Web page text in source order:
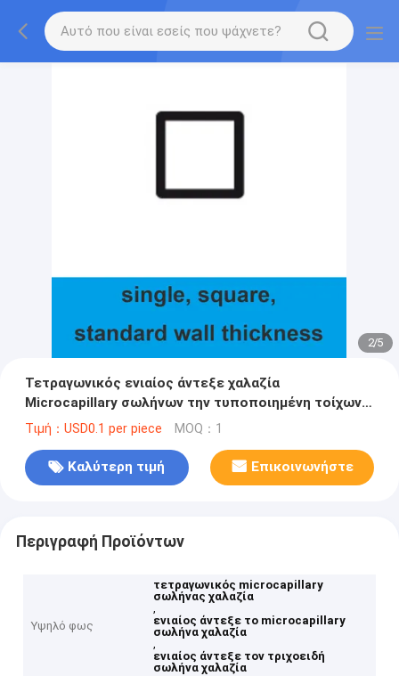
2/5
Τετραγωνικός ενιαίος άντεξε χαλαζία
Microcapillary σωλήνων την τυποποιημένη τοίχων
ζωή υπηρεσιών πάχους μακριά
Τιμή：USD0.1 per piece MOQ：1
Καλύτερη τιμή Επικοινωνήστε
Περιγραφή Προϊόντων
Υψηλό φως
τετραγωνικός microcapillary
σωλήνας χαλαζία
,
ενιαίος άντεξε το microcapillary
σωλήνα χαλαζία
,
ενιαίος άντεξε τον τριχοειδή
σωλήνα χαλαζία